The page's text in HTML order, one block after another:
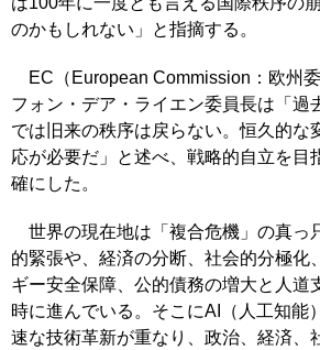
のかもしれない」と指摘する。
EC（European Commission：欧州委
フォン・デア・ライエン委員長は「過
では旧来の秩序は戻らない。恒久的な
応が必要だ」と述べ、戦略的自立を目
確にした。
世界の現在地は「複合危機」の真っ
的緊張や、経済の分断、社会的分極化
ギー安全保障、公的債務の増大と人道
時に進んでいる。そこにAI（人工知能
速な技術革新が重なり、政治、経済、